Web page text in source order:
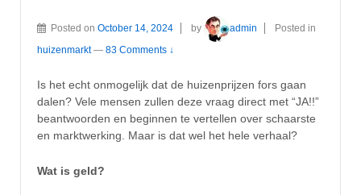
Posted on October 14, 2024 by admin
Posted in
huizenmarkt — 83 Comments ↓
Is het echt onmogelijk dat de huizenprijzen fors gaan
dalen? Vele mensen zullen deze vraag direct met “JA!!”
beantwoorden en beginnen te vertellen over schaarste
en marktwerking. Maar is dat wel het hele verhaal?
Wat is geld?